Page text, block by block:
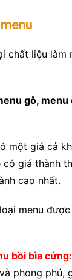
chất liệu làm
gỗ, menu
một giá cả
có giá thành
cao nhất.
menu
bồi bìa cứng:
phong phú,